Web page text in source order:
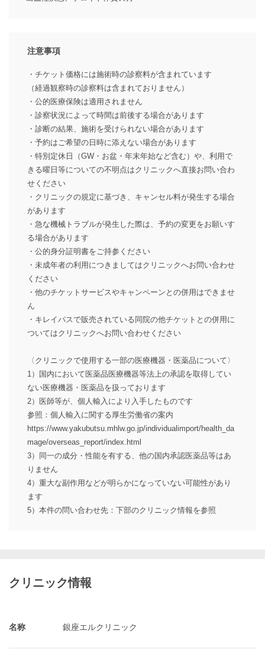
注意事項
・チケット価格には施術時の診察料が含まれています
（経過観察時の診察料は含まれておりません）
・公的医療保険は適用されません
・診察状況によって時間は前後する場合があります
・診断の結果、施術を受けられない場合があります
・予約はご希望の日時に添えない場合があります
・特別定休日（GW・お盆・年末年始など含む）や、利用で
きる曜日等についての不明点はクリニックへ直接お問い合わ
せください
・クリニックの規定に基づき、キャンセル料が発生する場合
があります
・急な機械トラブルが発生した際は、予約の変更をお願いす
る場合があります
・公的身分証明書をご持参ください
・未成年者の利用につきましてはクリニックへお問い合わせ
ください
・他のチケットサービスやキャンペーンとの併用はできませ
ん
・キレイパスで販売されている同院の他チケットとの併用に
ついてはクリニックへお問い合わせください
〈クリニックで使用する一部の医療機器・医薬品について〉
1）国内において医薬品医療機器等法上の承認を取得してい
ない医療機器・医薬品を扱っております
2）医師等が、個人輸入により入手したものです
参照：個人輸入に関する厚生労働省の案内
https://www.yakubutsu.mhlw.go.jp/individualimport/health_da
mage/overseas_report/index.html
3）同一の成分・性能を有する、他の国内承認医薬品等はあ
りません
4）重大な副作用などが明らかになっていない可能性があり
ます
5）本件の問い合わせ先：下部のクリニック情報を参照
クリニック情報
名称 銀座エルクリニック